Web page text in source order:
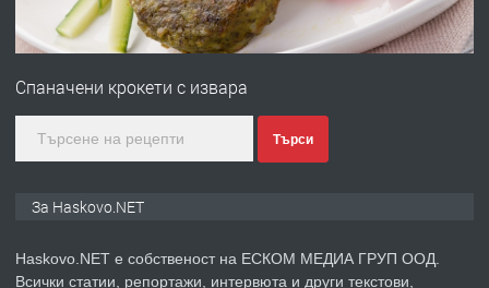
ПРЕДЛАГА Под НАЕМ двустаен Орфей
преди 3 дни
Спаначени крокети с извара
Търси
За Haskovo.NET
Haskovo.NET е собственост на ЕСКОМ МЕДИА ГРУП ООД.
Всички статии, репортажи, интервюта и други текстови,